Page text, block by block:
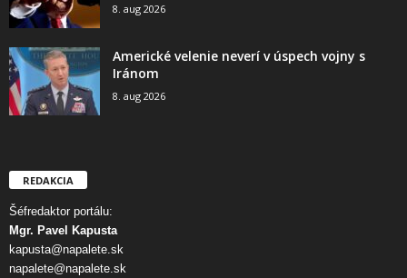
8. aug 2026
Americké velenie neverí v úspech vojny s
Iránom
8. aug 2026
REDAKCIA
Šéfredaktor portálu:
Mgr. Pavel Kapusta
kapusta@napalete.sk
napalete@napalete.sk